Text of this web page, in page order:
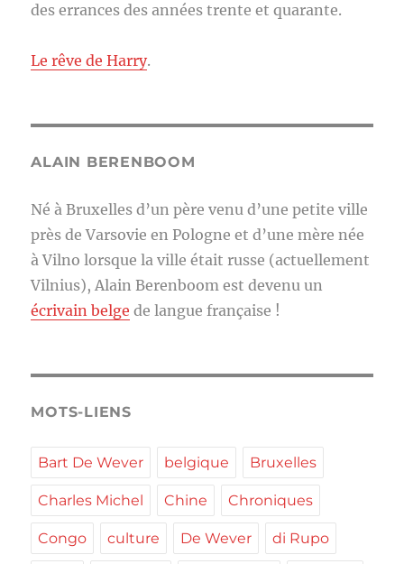
des errances des années trente et quarante.
Le rêve de Harry.
ALAIN BERENBOOM
Né à Bruxelles d’un père venu d’une petite ville
près de Varsovie en Pologne et d’une mère née
à Vilno lorsque la ville était russe (actuellement
Vilnius), Alain Berenboom est devenu un
écrivain belge de langue française !
MOTS-LIENS
Bart De Wever belgique Bruxelles
Charles Michel Chine Chroniques
Congo culture De Wever di Rupo